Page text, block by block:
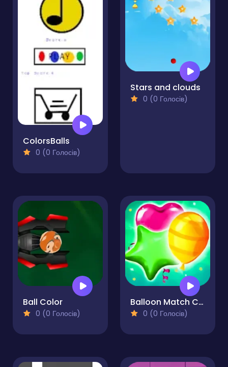
ColorsBalls
0 (0 Голосів)
Stars and clouds
0 (0 Голосів)
Ball Color
0 (0 Голосів)
Balloon Match Color Match
0 (0 Голосів)